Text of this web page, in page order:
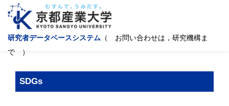
研究者データベースシステム （ お問い合わせは，研究機構ま
で ）
SDGs